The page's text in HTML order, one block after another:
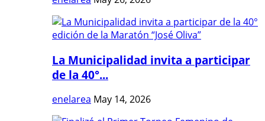
La Municipalidad invita a participar
de la 40°...
enelarea May 14, 2026